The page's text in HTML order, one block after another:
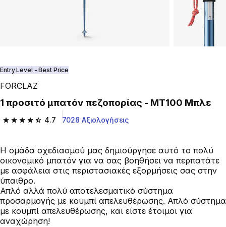
Entry Level - Best Price
FORCLAZ
1 προσιτό μπατόν πεζοπορίας - MT100 Μπλε
4.7
4.7 out of 5 stars from 7028 reviews
7028 Αξιολογήσεις
Η ομάδα σχεδιασμού μας δημιούργησε αυτό το πολύ
οικονομικό μπατόν για να σας βοηθήσει να περπατάτε
με ασφάλεια στις περιστασιακές εξορμήσεις σας στην
ύπαιθρο.
Απλό αλλά πολύ αποτελεσματικό σύστημα
προσαρμογής με κουμπί απελευθέρωσης. Απλό σύστημα
με κουμπί απελευθέρωσης, και είστε έτοιμοι για
αναχώρηση!